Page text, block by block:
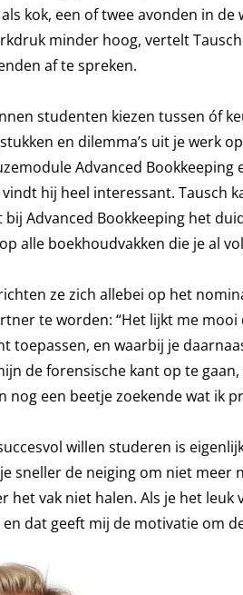
kok, een of twee avonden in
minder hoog, vertelt
af te spreken.
studenten kiezen tussen óf
en dilemma’s uit je werk
Advanced
hij heel interessant. Tausch
Advanced Bookkeeping het
alle boekhoudvakken die je al
ze zich allebei op het
te worden: “Het lijkt me
toepassen, en waarbij je
de forensische kant op te
een beetje zoekende wat ik
willen studeren is
sneller de neiging om niet meer
het vak niet halen. Als je het
dat geeft mij de motivatie om